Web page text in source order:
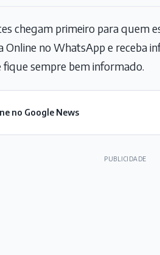
chegam primeiro para quem
Online no WhatsApp e receba
fique sempre bem informado.
no Google News
PUBLICIDADE